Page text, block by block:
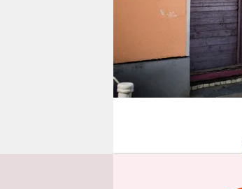
unterstützen
genossenschaft
epaper login